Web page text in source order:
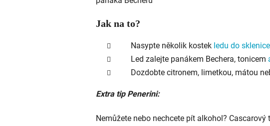
Jak na to?
Nasypte několik kostek ledu do
Led zalejte panákem Bechera, tonicem
Dozdobte citronem, limetkou, mátou
Extra tip Penerini:
Nemůžete nebo nechcete pít alkohol?